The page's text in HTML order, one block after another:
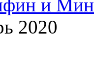
и
2020